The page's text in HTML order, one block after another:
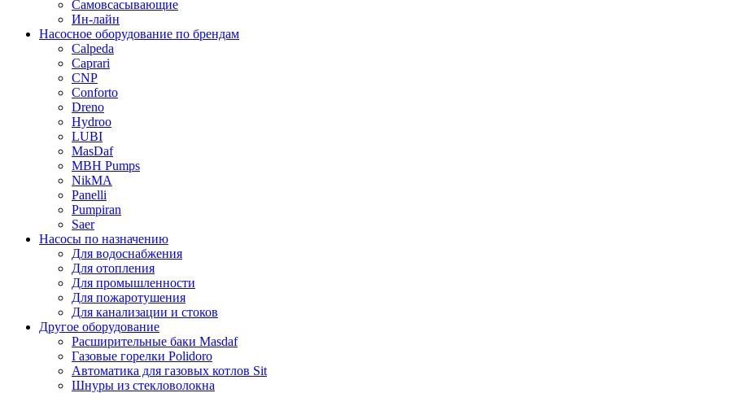
Самовсасывающие
Ин-лайн
Насосное оборудование по брендам
Calpeda
Caprari
CNP
Conforto
Dreno
Hydroo
LUBI
MasDaf
MBH Pumps
NikMA
Panelli
Pumpiran
Saer
Насосы по назначению
Для водоснабжения
Для отопления
Для промышленности
Для пожаротушения
Для канализации и стоков
Другое оборудование
Расширительные баки Masdaf
Газовые горелки Polidoro
Автоматика для газовых котлов Sit
Шнуры из стекловолокна